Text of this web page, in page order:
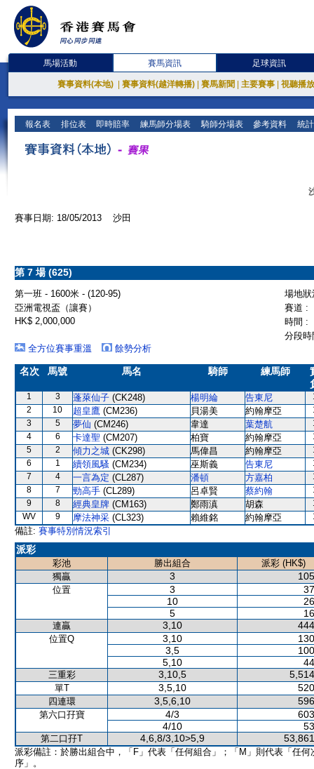
馬場活動 賽馬資訊 足球資訊
賽事資料(本地) 賽事資料(越洋轉播) 賽馬新聞 主要賽事 視聽播
報名表 排位表 即時賠率 練馬師分場表 騎師分場表 參考資料 統
賽事日期: 18/05/2013 沙田
第 7 場 (625)
第一班 - 1600米 - (120-95)
場地
亞洲電視盃（讓賽）
賽道 :
HK$ 2,000,000
時間 :
分段
全方位賽事重溫
餘勢分析
名次 馬號 馬名 騎師 練馬師
1 3 蓬萊仙子 (CK248) 楊明綸 告東尼
2
10 超皇鷹 (CM236) 貝湯美 約翰摩亞
3
5 夢仙 (CM246) 韋達 葉楚航
4
6 卡達聖 (CM207) 柏寶 約翰摩亞
5
2 傾力之城 (CK298) 馬偉昌 約翰摩亞
6
1 續領風騷 (CM234) 巫斯義 告東尼
7
4 一言為定 (CL287) 潘頓 方嘉柏
8
7 勁高手 (CL289) 呂卓賢 蔡約翰
9
8 經典皇牌 (CM163) 鄭雨滇 胡森
WV
9 摩法神采 (CL323) 賴維銘 約翰摩亞
備註: 賽事特別情況索引
派彩
彩池 勝出組合
派彩 (HK$)
獨贏
3
位置 3
10
5
連贏 3,10
位置Q 3,10
3,5
5,10
三重彩 3,10,5
單T 3,5,10
四連環 3,5,6,10
第六口孖寶 4/3
4/10
第二口孖T 4,6,8/3,10>5,9
派彩備註：於勝出組合中，「F」代表「任何組合」；「M」則代表「任何
序」。